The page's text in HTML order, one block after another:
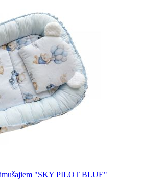
"SKY PILOT BLUE"